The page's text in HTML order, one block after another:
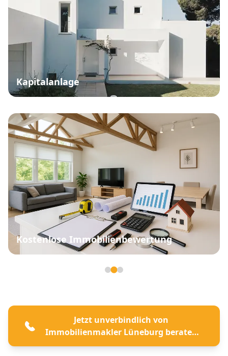
Kapitalanlage
Kostenlose Immobilienbewertung
Jetzt unverbindlich von
Immobilienmakler Lüneburg beraten
lassen